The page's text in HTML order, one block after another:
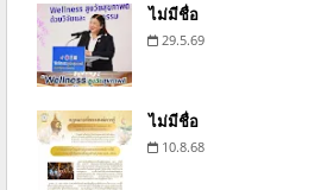
ไม่มีชื่อ
29.5.69
ไม่มีชื่อ
10.8.68